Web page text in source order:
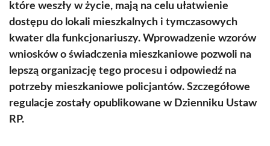
które weszły w życie, mają na celu ułatwienie
dostępu do lokali mieszkalnych i tymczasowych
kwater dla funkcjonariuszy. Wprowadzenie wzorów
wniosków o świadczenia mieszkaniowe pozwoli na
lepszą organizację tego procesu i odpowiedź na
potrzeby mieszkaniowe policjantów. Szczegółowe
regulacje zostały opublikowane w Dzienniku Ustaw
RP.